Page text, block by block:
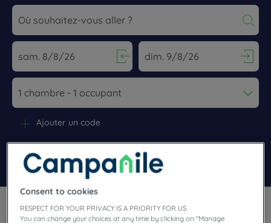
Navigate forward to interact with the calendar and select a
Navigate backward to interact
Rechercher
Ajouter un code
Consent to cookies
RESPECT FOR YOUR PRIVACY IS A PRIORITY FOR US
You can change your choices at any time by clicking on "Manage